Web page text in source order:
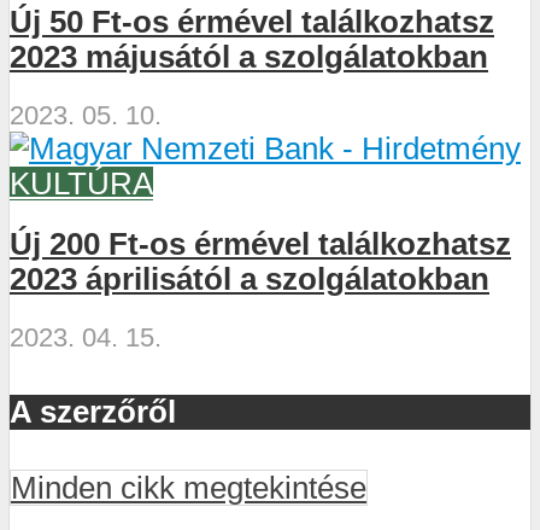
Új 50 Ft-os érmével találkozhatsz
2023 májusától a szolgálatokban
2023. 05. 10.
KULTÚRA
Új 200 Ft-os érmével találkozhatsz
2023 áprilisától a szolgálatokban
2023. 04. 15.
A szerzőről
Minden cikk megtekintése